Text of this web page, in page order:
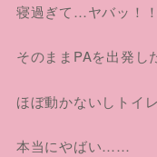
寝過ぎて…ヤバッ！
そのままPAを出発
ほぼ動かないしトイ
本当にやばい……